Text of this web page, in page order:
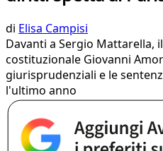
di Elisa Campisi
Davanti a Sergio Mattarella,
costituzionale Giovanni
giurisprudenziali e le
l'ultimo anno